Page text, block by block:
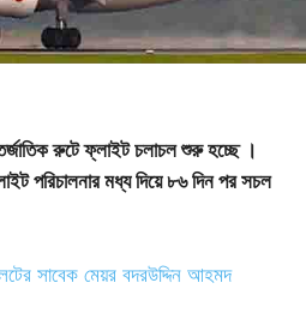
রুটে ফ্লাইট চলাচল শুরু হচ্ছে ।
পরিচালনার মধ্য দিয়ে ৮৬ দিন পর সচল
সাবেক মেয়র বদরউদ্দিন আহমদ